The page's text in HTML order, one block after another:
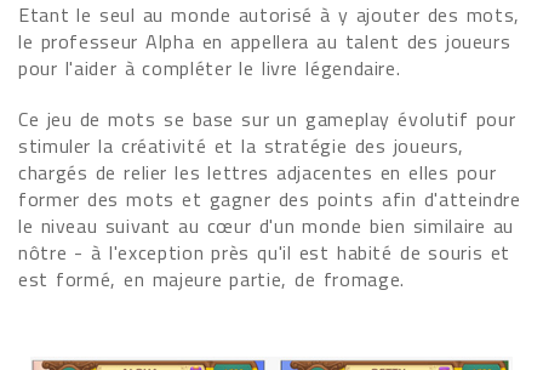
Etant le seul au monde autorisé à y ajouter des mots,
le professeur Alpha en appellera au talent des joueurs
pour l'aider à compléter le livre légendaire.
Ce jeu de mots se base sur un gameplay évolutif pour
stimuler la créativité et la stratégie des joueurs,
chargés de relier les lettres adjacentes en elles pour
former des mots et gagner des points afin d'atteindre
le niveau suivant au cœur d'un monde bien similaire au
nôtre - à l'exception près qu'il est habité de souris et
est formé, en majeure partie, de fromage.